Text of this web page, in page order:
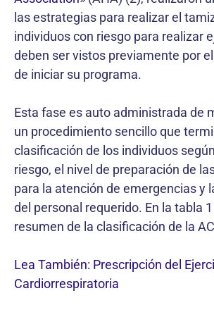
las estrategias para realizar el
individuos con riesgo para realizar
deben ser vistos previamente por
de iniciar su programa.
Esta fase es auto administrada de
un procedimiento sencillo que
clasificación de los individuos
riesgo, el nivel de preparación de
para la atención de emergencias y
del personal requerido. En la tabla
resumen de la clasificación de la
Lea También: Prescripción del
Cardiorrespiratoria